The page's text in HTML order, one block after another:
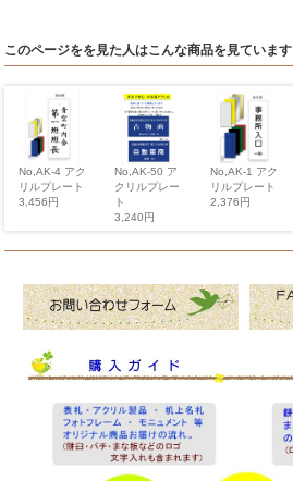
このページをを見た人はこんな商品を見ています
No,AK-4 アク
リルプレート
3,456円
No,AK-50 ア
クリルプレー
ト
3,240円
No,AK-1 アク
リルプレート
2,376円